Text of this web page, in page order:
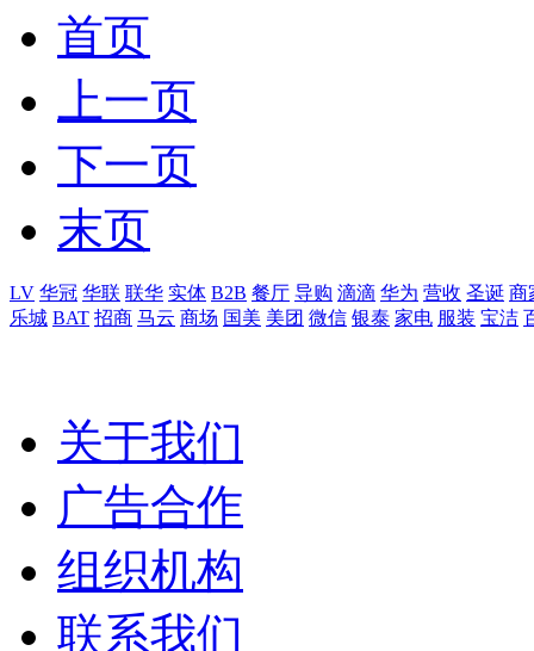
首页
上一页
下一页
末页
LV 华冠 华联 联华 实体 B2B 餐厅 导购 滴滴 华为 营收 圣诞 商
乐城 BAT 招商 马云 商场 国美 美团 微信 银泰 家电 服装 宝洁
关于我们
广告合作
组织机构
联系我们